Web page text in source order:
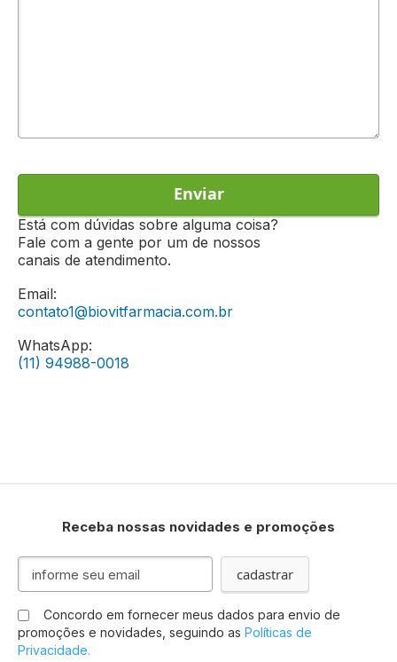
Enviar
Está com dúvidas sobre alguma coisa?
Fale com a gente por um de nossos
canais de atendimento.
Email:
contato1@biovitfarmacia.com.br
WhatsApp:
(11) 94988-0018
Receba nossas novidades e promoções
I
c
r
e
cadastrar
Concordo em fornecer meus dados para envio de
promoções e novidades, seguindo as Políticas de
Privacidade.